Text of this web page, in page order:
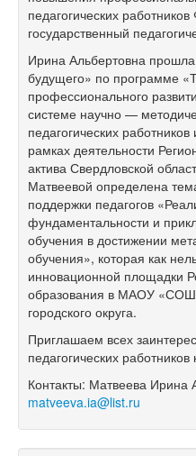
педагогических
государственный
Ирина Альбертовна
будущего» по программе
профессионального
системе научно —
педагогических работников
рамках деятельности
актива Свердловской
Матвеевой определена
поддержки педагогов
фундаментальности и
обучения в достижении
обучения», которая как
инновационной площадки
образования в МАОУ
городского округа.
Приглашаем всех
педагогических работников
Контакты: Матвеева Ирина
matveeva.ia@list.ru